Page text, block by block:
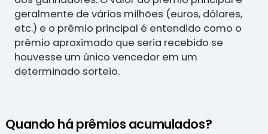
geralmente de vários milhões (euros, dólares,
etc.) e o prêmio principal é entendido como o
prêmio aproximado que seria recebido se
houvesse um único vencedor em um
determinado sorteio.
Quando há prêmios acumulados?